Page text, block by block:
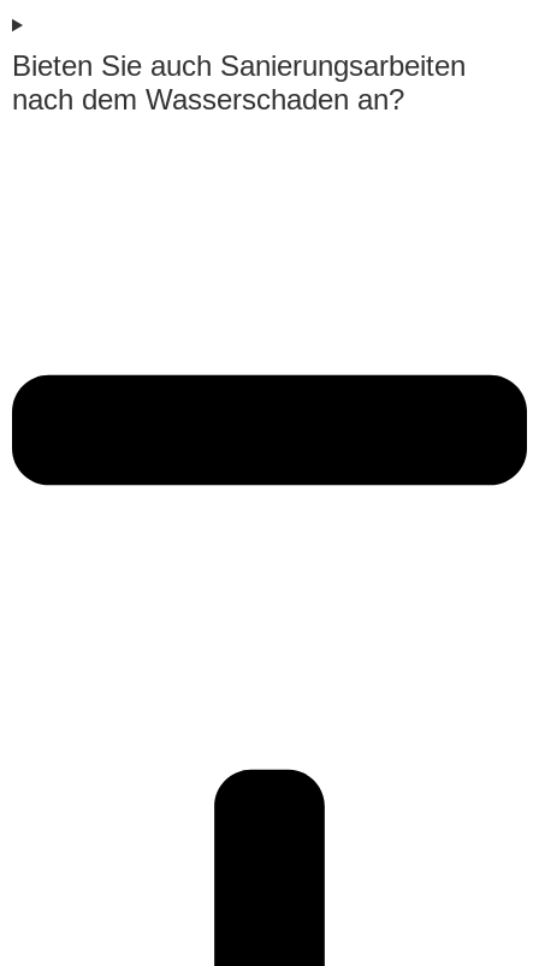
Bieten Sie auch Sanierungsarbeiten
nach dem Wasserschaden an?